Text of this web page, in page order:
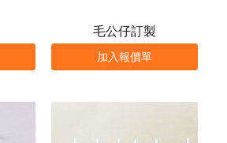
毛公仔訂製
加入報價單